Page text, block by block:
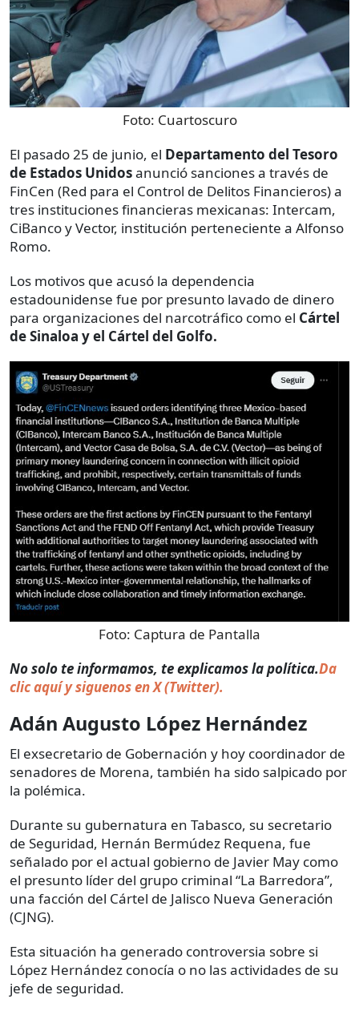
Foto: Cuartoscuro
El pasado 25 de junio, el Departamento del Tesoro
de Estados Unidosanunció sanciones a través de
FinCen (Red para el Control de Delitos Financieros) a
tres instituciones financieras mexicanas: Intercam,
CiBanco y Vector, institución perteneciente a Alfonso
Romo.
Los motivos que acusó la dependencia
estadounidense fue por presunto lavado de dinero
para organizaciones del narcotráfico como el Cártel
de Sinaloa y el Cártel del Golfo.
Foto: Captura de Pantalla
No solo te informamos, te explicamos la política.Da
clic aquí y siguenos en X (Twitter).
Adán Augusto López Hernández
El exsecretario de Gobernación y hoy coordinador de
senadores de Morena, también ha sido salpicado por
la polémica.
Durante su gubernatura en Tabasco, su secretario
de Seguridad, Hernán Bermúdez Requena, fue
señalado por el actual gobierno de Javier May como
el presunto líder del grupo criminal “La Barredora”,
una facción del Cártel de Jalisco Nueva Generación
(CJNG).
Esta situación ha generado controversia sobre si
López Hernández conocía o no las actividades de su
jefe de seguridad.